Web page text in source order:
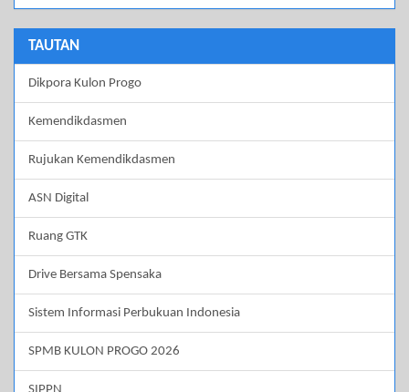
TAUTAN
Dikpora Kulon Progo
Kemendikdasmen
Rujukan Kemendikdasmen
ASN Digital
Ruang GTK
Drive Bersama Spensaka
Sistem Informasi Perbukuan Indonesia
SPMB KULON PROGO 2026